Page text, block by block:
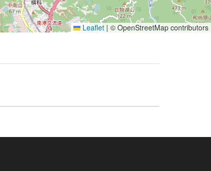
Leaflet | © OpenStreetMap contributors